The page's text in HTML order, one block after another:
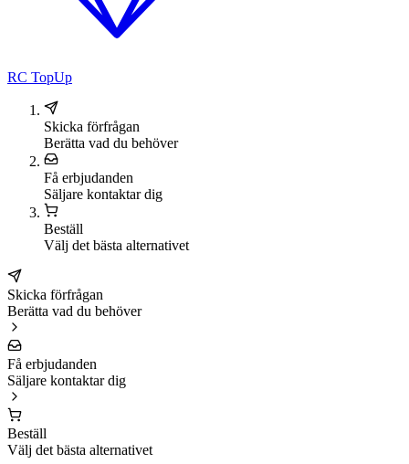
RC TopUp
Skicka förfrågan
Berätta vad du behöver
Få erbjudanden
Säljare kontaktar dig
Beställ
Välj det bästa alternativet
Skicka förfrågan
Berätta vad du behöver
Få erbjudanden
Säljare kontaktar dig
Beställ
Välj det bästa alternativet